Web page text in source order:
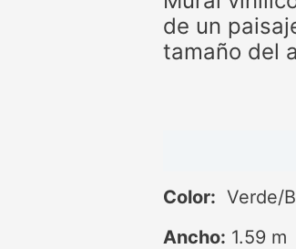
de un
tamaño del
Color: Verde/
Ancho: 1.59 m